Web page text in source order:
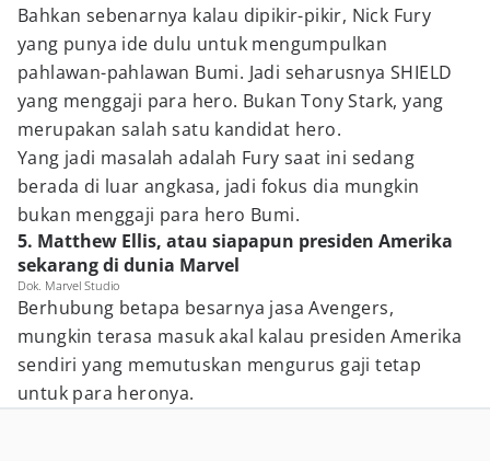
Bahkan sebenarnya kalau dipikir-pikir, Nick Fury
yang punya ide dulu untuk mengumpulkan
pahlawan-pahlawan Bumi. Jadi seharusnya SHIELD
yang menggaji para hero. Bukan Tony Stark, yang
merupakan salah satu kandidat hero.
Yang jadi masalah adalah Fury saat ini sedang
berada di luar angkasa, jadi fokus dia mungkin
bukan menggaji para hero Bumi.
5. Matthew Ellis, atau siapapun presiden Amerika
sekarang di dunia Marvel
Dok. Marvel Studio
Berhubung betapa besarnya jasa Avengers,
mungkin terasa masuk akal kalau presiden Amerika
sendiri yang memutuskan mengurus gaji tetap
untuk para heronya.